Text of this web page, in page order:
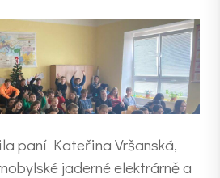
paní Kateřina Vršanská,
jaderné elektrárně a